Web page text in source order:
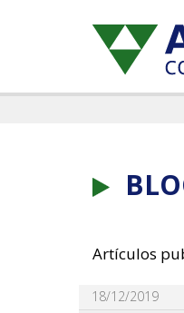
Artículos
18/12/2019